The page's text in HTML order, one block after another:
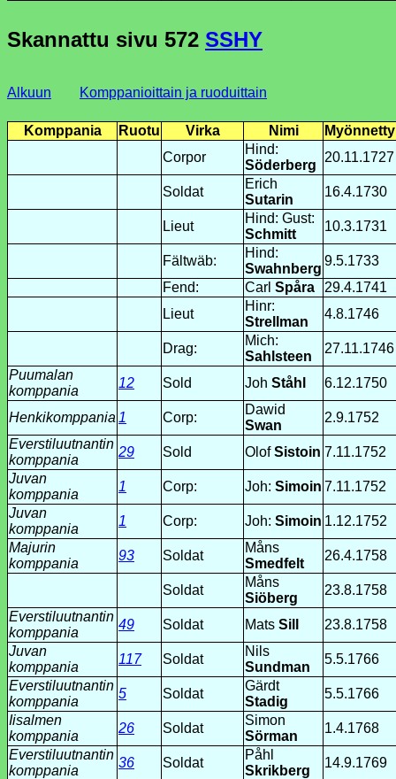
Skannattu sivu 572 SSHY
Alkuun Komppanioittain ja ruoduittain
Komppania Ruotu Virka Nimi
Myönnetty
Corpor
Hind:
Söderberg
20.11.1727
Soldat
Erich
Sutarin
16.4.1730
Lieut
Hind: Gust:
Schmitt
10.3.1731
Fältwäb:
Hind:
Swahnberg
9.5.1733
Fend:
Carl Spåra
29.4.1741
Lieut
Hinr:
Strellman
4.8.1746
Drag:
Mich:
Sahlsteen
27.11.1746
Puumalan
komppania
12 Sold Joh Ståhl 6.12.1750
Henkikomppania 1 Corp:
Dawid
Swan
2.9.1752
Everstiluutnantin
komppania
29 Sold OlofSistoin 7.11.1752
Juvan
komppania
1 Corp: Joh: Simoin 7.11.1752
Juvan
komppania
1 Corp: Joh: Simoin 1.12.1752
Majurin
komppania
93 Soldat
Måns
Smedfelt
26.4.1758
Soldat
Måns
Siöberg
23.8.1758
Everstiluutnantin
komppania
49 Soldat Mats Sill
23.8.1758
Juvan
komppania
117 Soldat
Nils
Sundman
5.5.1766
Everstiluutnantin
komppania
5 Soldat
Gärdt
Stadig
5.5.1766
Iisalmen
komppania
26 Soldat
Simon
Sörman
1.4.1768
Everstiluutnantin
komppania
36 Soldat
Påhl
Skrikberg
14.9.1769